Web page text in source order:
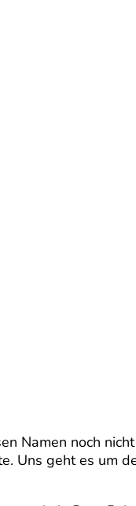
Namen noch
Uns geht es um